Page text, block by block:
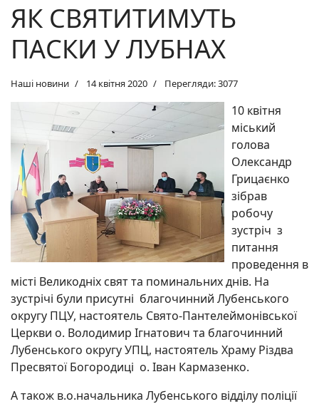
ЯК СВЯТИТИМУТЬ
ПАСКИ У ЛУБНАХ
Наші новини 14 квітня 2020 Перегляди: 3077
10 квітня
міський
голова
Олександр
Грицаєнко
зібрав
робочу
зустріч з
питання
проведення в
місті Великодніх свят та поминальних днів. На
зустрічі були присутні благочинний Лубенського
округу ПЦУ, настоятель Свято-Пантелеймонівської
Церкви о. Володимир Ігнатович та благочинний
Лубенського округу УПЦ, настоятель Храму Різдва
Пресвятої Богородиці о. Іван Кармазенко.
А також в.о.начальника Лубенського відділу поліції